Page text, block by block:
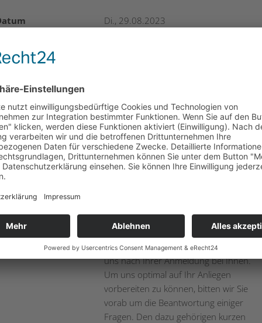
Di., 29.08.2023
Alle Personen, die sich über den Schutz
ihrer Marke oder ihres Designs
informieren wollen.
Infos
Für die Vereinbarung Ihres
im Ausmaß von 30 Minuten melden wir
uns nach Ihrer Anmeldung bei Ihnen.
Um uns optimal auf Ihr Anliegen
vorbereiten zu können, bitten wir Sie
vorab um die Beantwortung einiger
Fragen. Den dazu gehörigen kurzen